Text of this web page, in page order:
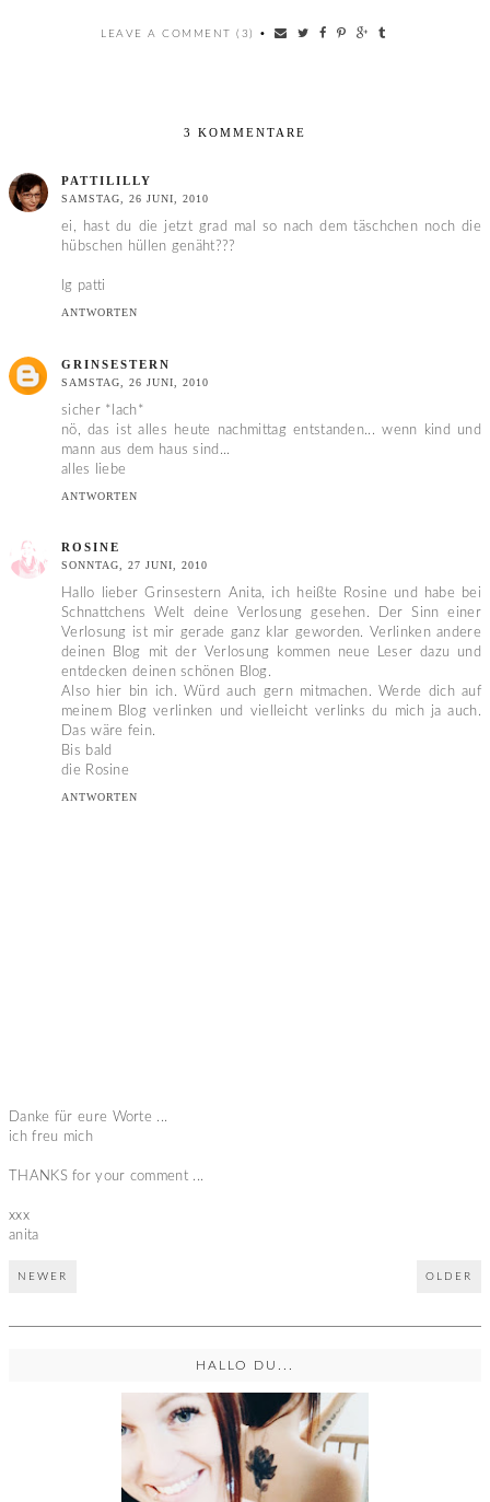
LEAVE A COMMENT (3) •
3 KOMMENTARE
PATTILILLY
SAMSTAG, 26 JUNI, 2010
ei, hast du die jetzt grad mal so nach dem täschchen noch die
hübschen hüllen genäht???
lg patti
ANTWORTEN
GRINSESTERN
SAMSTAG, 26 JUNI, 2010
sicher *lach*
nö, das ist alles heute nachmittag entstanden... wenn kind und
mann aus dem haus sind...
alles liebe
ANTWORTEN
ROSINE
SONNTAG, 27 JUNI, 2010
Hallo lieber Grinsestern Anita, ich heißte Rosine und habe bei
Schnattchens Welt deine Verlosung gesehen. Der Sinn einer
Verlosung ist mir gerade ganz klar geworden. Verlinken andere
deinen Blog mit der Verlosung kommen neue Leser dazu und
entdecken deinen schönen Blog.
Also hier bin ich. Würd auch gern mitmachen. Werde dich auf
meinem Blog verlinken und vielleicht verlinks du mich ja auch.
Das wäre fein.
Bis bald
die Rosine
ANTWORTEN
Danke für eure Worte ...
ich freu mich
THANKS for your comment ...
xxx
anita
NEWER OLDER
HALLO DU...